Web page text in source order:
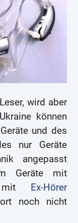
wird aber
können
und des
nur Geräte
angepasst
Geräte mit
mit Ex-Hörer
noch nicht